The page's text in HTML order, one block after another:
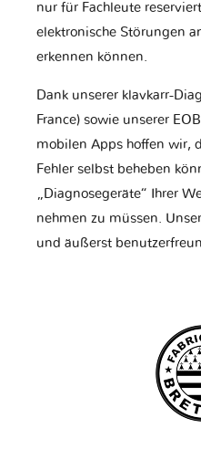
nur für Fachleute
elektronische Störungen
erkennen können.
Dank unserer klavkarr-
France) sowie unserer
mobilen Apps hoffen wir,
Fehler selbst beheben
„Diagnosegeräte“ Ihrer
nehmen zu müssen.
und äußerst